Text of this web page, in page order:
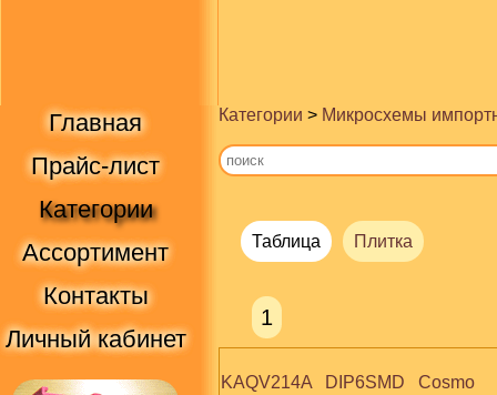
Главная
Прайс-лист
Категории
Ассортимент
Контакты
Личный кабинет
Категории > Микросхемы
Таблица Плитка
1
KAQV214A   DIP6SMD   Cosmo